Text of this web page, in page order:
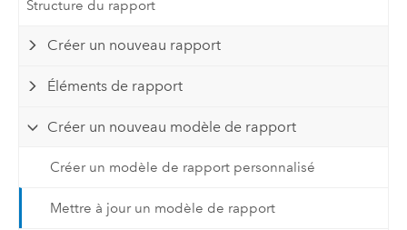
Structure du rapport
Créer un nouveau rapport
Éléments de rapport
Créer un nouveau modèle de rapport
Créer un modèle de rapport personnalisé
Mettre à jour un modèle de rapport